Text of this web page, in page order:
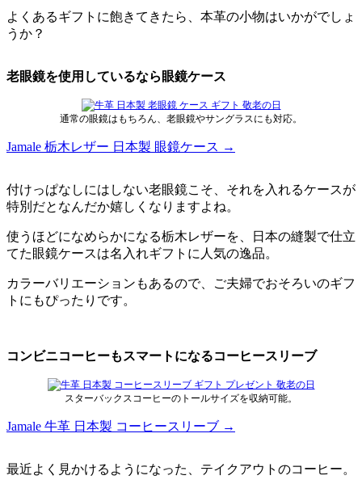
よくあるギフトに飽きてきたら、本革の小物はいかがでしょ
うか？
老眼鏡を使用しているなら眼鏡ケース
通常の眼鏡はもちろん、老眼鏡やサングラスにも対応。
Jamale 栃木レザー 日本製 眼鏡ケース →
付けっぱなしにはしない老眼鏡こそ、それを入れるケースが
特別だとなんだか嬉しくなりますよね。
使うほどになめらかになる栃木レザーを、日本の縫製で仕立
てた眼鏡ケースは名入れギフトに人気の逸品。
カラーバリエーションもあるので、ご夫婦でおそろいのギフ
トにもぴったりです。
コンビニコーヒーもスマートになるコーヒースリーブ
スターバックスコーヒーのトールサイズを収納可能。
Jamale 牛革 日本製 コーヒースリーブ →
最近よく見かけるようになった、テイクアウトのコーヒー。